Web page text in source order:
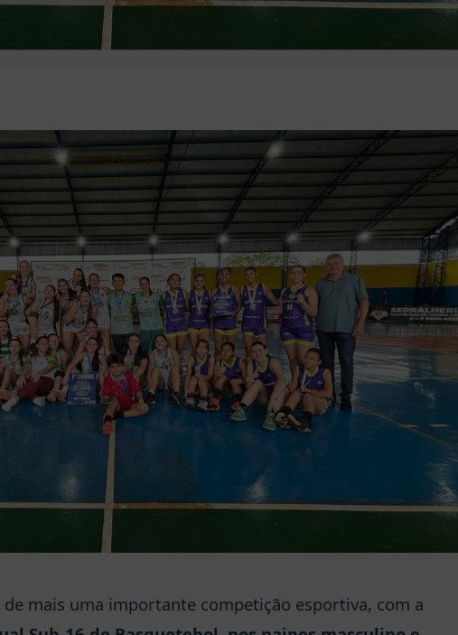
mais uma importante competição esportiva, com a